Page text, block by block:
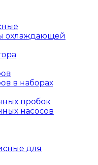
охлаждающей
в наборах
пробок
насосов
для